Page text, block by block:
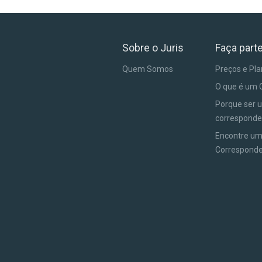
Sobre o Juris
Quem Somos
Faça parte
Preços e
O que é um
Porque ser
Encontre